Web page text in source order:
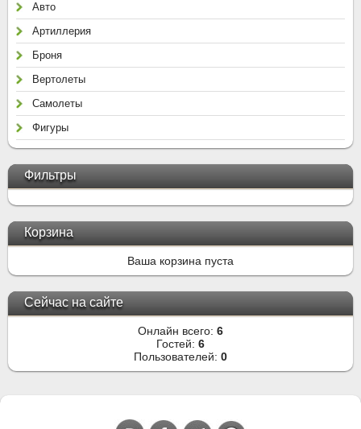
Авто
Артиллерия
Броня
Вертолеты
Самолеты
Фигуры
Фильтры
Корзина
Ваша корзина пуста
Сейчас на сайте
Онлайн всего: 6
Гостей: 6
Пользователей: 0